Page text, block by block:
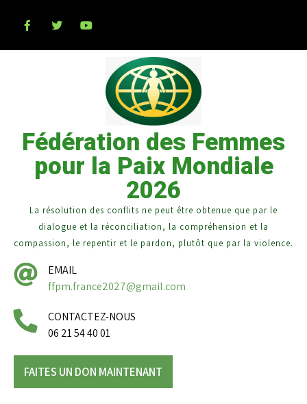
Fédération des Femmes
pour la Paix Mondiale
2026
La résolution des conflits ne peut être obtenue que par le
dialogue et la réconciliation, la compréhension et la
compassion, le repentir et le pardon, plutôt que par la violence.
EMAIL
ffpm.france2027@gmail.com
CONTACTEZ-NOUS
06 21 54 40 01
FAITES UN DON MAINTENANT